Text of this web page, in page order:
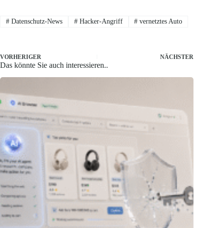
#Datenschutz-News #Hacker-Angriff # vernetztes Auto
VORHERIGER NÄCHSTER
Das könnte Sie auch interessieren..